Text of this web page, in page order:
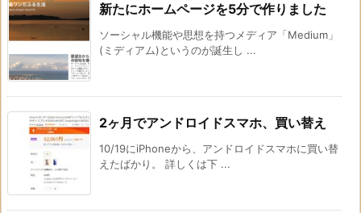
新たにホームページを5分で作りました
ソーシャル機能や思想を持つメディア「Medium」
(ミディアム)というのが誕生し ...
2ヶ月でアンドロイドスマホ、買い替え
10/19にiPhoneから、アンドロイドスマホに買い替
えたばかり。 詳しくは下 ...